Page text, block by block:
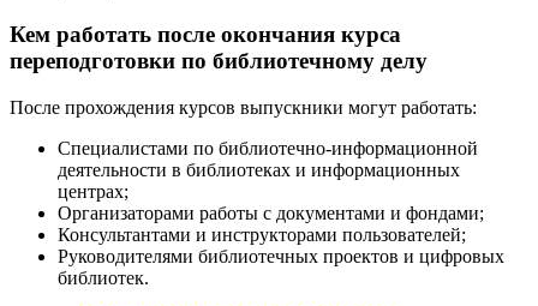
Кем работать после окончания курса
переподготовки по библиотечному делу
После прохождения курсов выпускники могут работать:
Специалистами по библиотечно-информационной
деятельности в библиотеках и информационных
центрах;
Организаторами работы с документами и фондами;
Консультантами и инструкторами пользователей;
Руководителями библиотечных проектов и цифровых
библиотек.